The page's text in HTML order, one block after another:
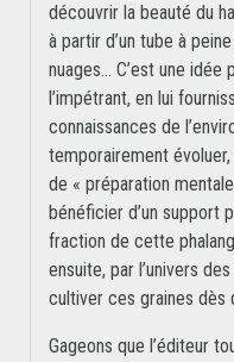
découvrir la beauté du
à partir d’un tube à
nuages… C’est une
l’impétrant, en lui
connaissances de
temporairement
de « préparation
bénéficier d’un support
fraction de cette
ensuite, par l’univers
cultiver ces graines dès
Gageons que l’éditeur